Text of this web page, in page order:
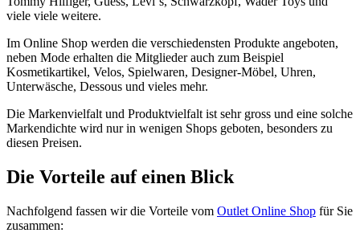
viele viele weitere.
Im Online Shop werden die verschiedensten Produkte angeboten,
neben Mode erhalten die Mitglieder auch zum Beispiel
Kosmetikartikel, Velos, Spielwaren, Designer-Möbel, Uhren,
Unterwäsche, Dessous und vieles mehr.
Die Markenvielfalt und Produktvielfalt ist sehr gross und eine solche
Markendichte wird nur in wenigen Shops geboten, besonders zu
diesen Preisen.
Die Vorteile auf einen Blick
Nachfolgend fassen wir die Vorteile vom Outlet Online Shop für Sie
zusammen: